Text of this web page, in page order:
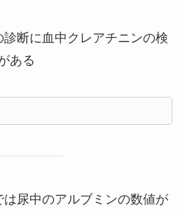
断に血中クレアチニンの検
ある
尿中のアルブミンの数値が